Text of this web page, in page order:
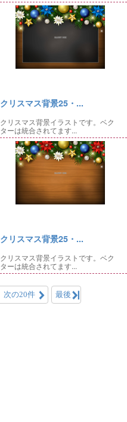
クリスマス背景25・...
クリスマス背景イラストです。ベク
ターは統合されてます...
クリスマス背景25・...
クリスマス背景イラストです。ベク
ターは統合されてます...
次の20件 最後